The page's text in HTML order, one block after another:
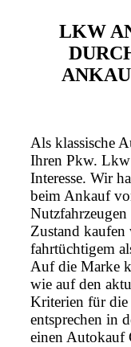
LKW
Als klassische
Ihren Pkw.
Interesse. Wir
beim Ankauf
Zustand
fahrtüchtigem
Auf die Marke
wie auf den
Kriterien für
entsprechen in
einen Autokauf